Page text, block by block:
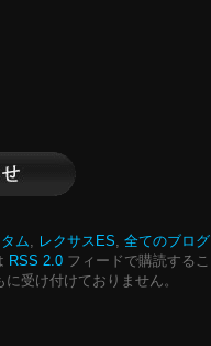
ム, レクサスES, 全てのブログ
RSS 2.0フィードで購読するこ
受け付けておりません。